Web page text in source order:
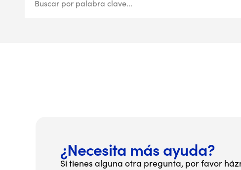
¿Necesita más ayuda?
Si tienes alguna otra pregunta, por favor